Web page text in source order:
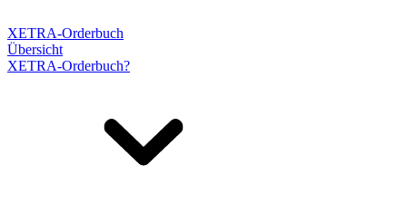
XETRA-Orderbuch
Übersicht
XETRA-Orderbuch?